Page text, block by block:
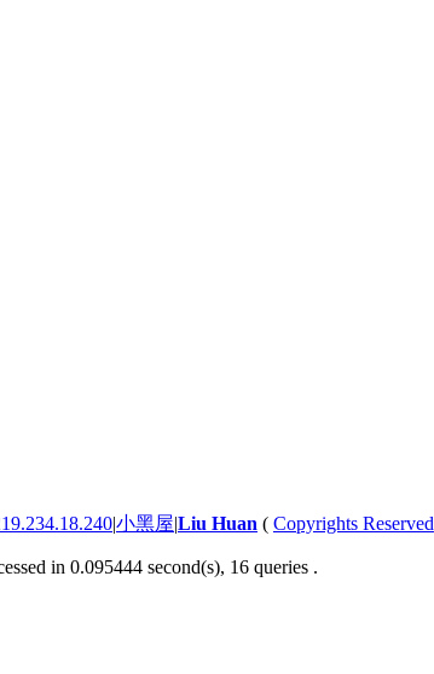
|小黑屋|Liu Huan ( Copyrights Reserved
in 0.095444 second(s), 16 queries .